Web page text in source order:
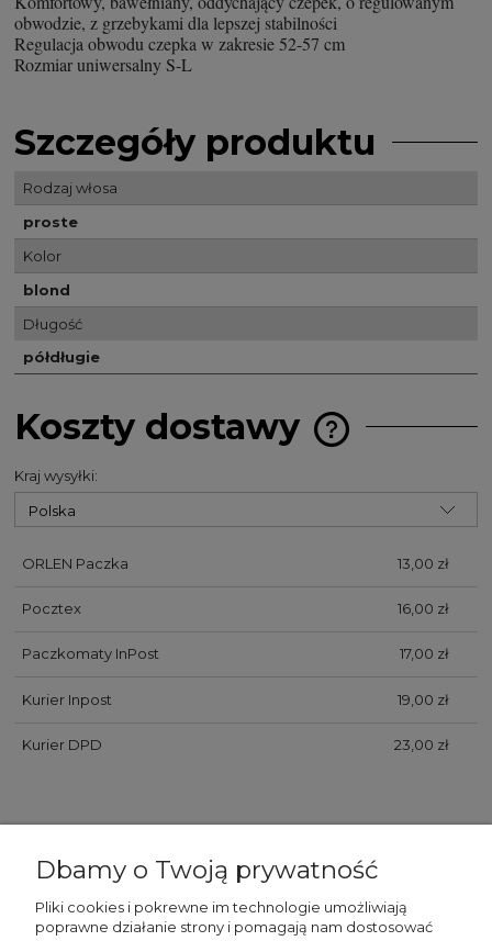
obwodzie, z grzebykami dla lepszej stabilności
Regulacja obwodu czepka w zakresie 52-57 cm
Rozmiar uniwersalny S-L
Szczegóły produktu
Rodzaj włosa
proste
Kolor
blond
Długość
półdługie
Koszty dostawy
Cena nie zawiera
Kraj wysyłki:
ORLEN Paczka 13,00 zł
Pocztex 16,00 zł
Paczkomaty InPost 17,00 zł
Kurier Inpost 19,00 zł
Kurier DPD 23,00 zł
WAŻNE
Dbamy o Twoją prywatność
Pliki cookies i pokrewne im technologie umożliwiają
poprawne działanie strony i pomagają nam dostosować